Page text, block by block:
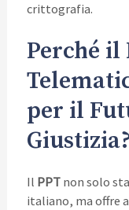
crittografia.
Perché il
per il
Giustizia?
Il PPTnon solo
italiano, ma offre